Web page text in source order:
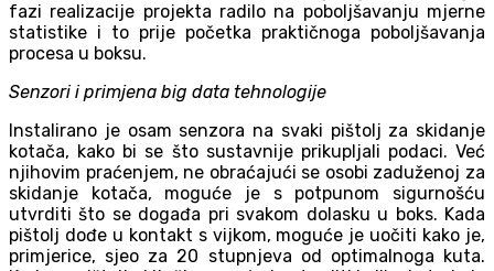
fazi realizacije projekta radilo na poboljšavanju mjerne
statistike i to prije početka praktičnoga poboljšavanja
procesa u boksu.
Senzori i primjena big data tehnologije
Instalirano je osam senzora na svaki pištolj za skidanje
kotača, kako bi se što sustavnije prikupljali podaci. Već
njihovim praćenjem, ne obraćajući se osobi zaduženoj za
skidanje kotača, moguće je s potpunom sigurnošću
utvrditi što se događa pri svakom dolasku u boks. Kada
pištolj dođe u kontakt s vijkom, moguće je uočiti kako je,
primjerice, sjeo za 20 stupnjeva od optimalnoga kuta.